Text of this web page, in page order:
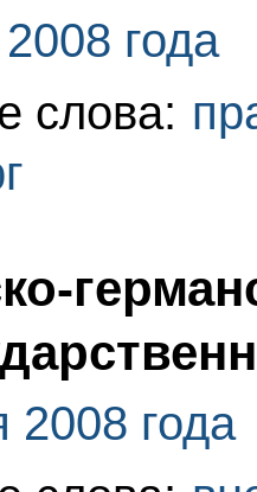
года
слова:
2008 года